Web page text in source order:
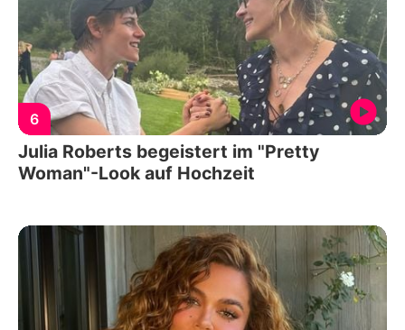
6
Julia Roberts begeistert im "Pretty
Woman"-Look auf Hochzeit